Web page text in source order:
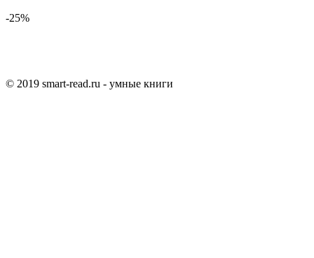
-25%
© 2019 smart-read.ru - умные книги